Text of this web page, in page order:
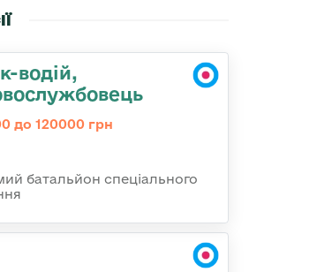
водій,
до 120000 грн
батальйон спеціального